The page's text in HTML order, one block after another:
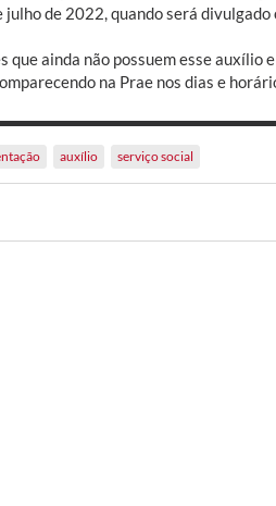
de 2022, quando será
que ainda não possuem esse auxílio
na Prae nos dias e
auxílio serviço social